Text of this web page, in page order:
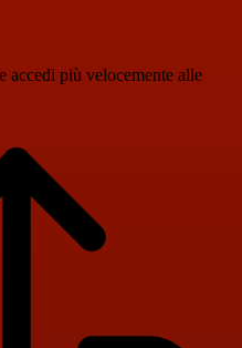
accedi più velocemente alle